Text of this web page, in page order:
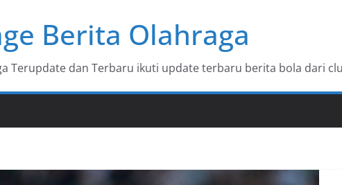
Berita Olahraga
Terupdate dan Terbaru ikuti update terbaru berita bola dari